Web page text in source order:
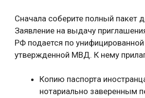
Сначала соберите полный пакет
Заявление на выдачу
РФ подается по
утвержденной МВД. К нему
Копию паспорта
нотариально заверенным